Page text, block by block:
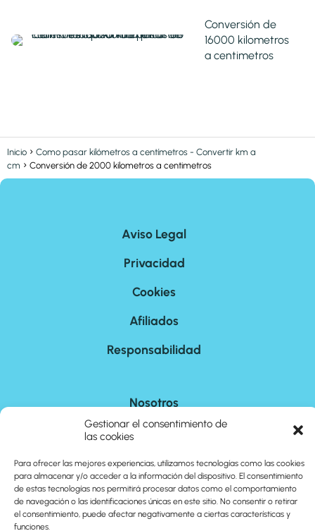
Gestionar el consentimiento de
las cookies
Para ofrecer las mejores experiencias, utilizamos tecnologías como las cookies
para almacenar y/o acceder a la información del dispositivo. El consentimiento
de estas tecnologías nos permitirá procesar datos como el comportamiento
de navegación o las identificaciones únicas en este sitio. No consentir o retirar
el consentimiento, puede afectar negativamente a ciertas características y
funciones.
Conversión de
16000 kilometros
a centimetros
Inicio
Como pasar kilómetros a centímetros - Convertir km a
cm
Conversión de 2000 kilometros a centimetros
Aviso Legal
Privacidad
Cookies
Afiliados
Responsabilidad
Nosotros
Contacto
Sitemap
© 2026 cuantoson.com